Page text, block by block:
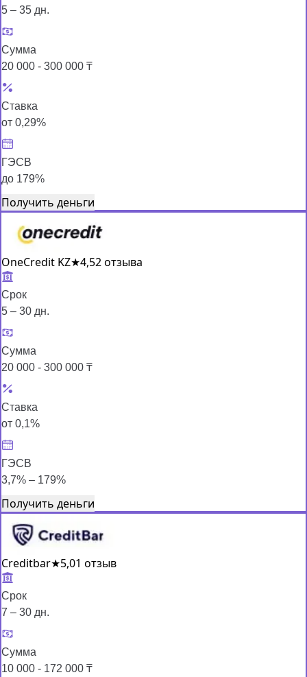
5 – 35 дн.
Сумма
20 000 - 300 000 ₸
Ставка
от 0,29%
ГЭСВ
до 179%
Получить деньги
OneCredit KZ★4,52 отзыва
Срок
5 – 30 дн.
Сумма
20 000 - 300 000 ₸
Ставка
от 0,1%
ГЭСВ
3,7% – 179%
Получить деньги
Creditbar★5,01 отзыв
Срок
7 – 30 дн.
Сумма
10 000 - 172 000 ₸